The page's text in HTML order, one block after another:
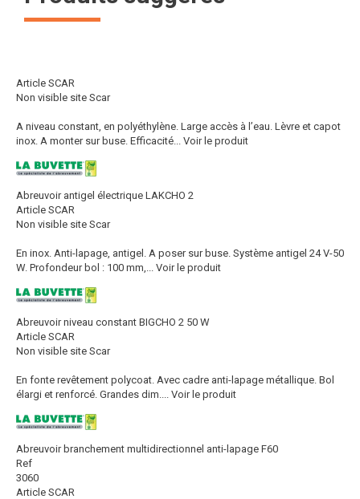
Article SCAR
Non visible site Scar
A niveau constant, en polyéthylène. Large accès à l’eau. Lèvre et capot
inox. A monter sur buse. Efficacité...
Voir le produit
Abreuvoir antigel électrique LAKCHO 2
Article SCAR
Non visible site Scar
En inox. Anti-lapage, antigel. A poser sur buse. Système antigel 24 V-50
W. Profondeur bol : 100 mm,...
Voir le produit
Abreuvoir niveau constant BIGCHO 2 50 W
Article SCAR
Non visible site Scar
En fonte revêtement polycoat. Avec cadre anti-lapage métallique. Bol
élargi et renforcé. Grandes dim....
Voir le produit
Abreuvoir branchement multidirectionnel anti-lapage F60
Ref
3060
Article SCAR